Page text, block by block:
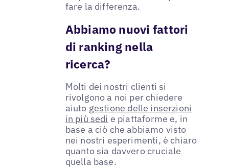
fare la differenza.
Abbiamo nuovi fattori
di ranking nella
ricerca?
Molti dei nostri clienti si
rivolgono a noi per chiedere
aiuto gestione delle inserzioni
in più sedi e piattaforme e, in
base a ciò che abbiamo visto
nei nostri esperimenti, è chiaro
quanto sia davvero cruciale
quella base.